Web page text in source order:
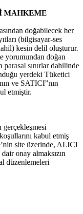
MAHKEME
doğabilecek her
(bilgisayar-ses
kesin delil oluşturur.
yorumundan doğan
sınırlar dahilinde
yerdeki Tüketici
ve SATICI”nın
etmiştir.
gerçekleşmesi
kabul etmiş
site üzerinde, ALICI
onay almaksızın
düzenlemeleri